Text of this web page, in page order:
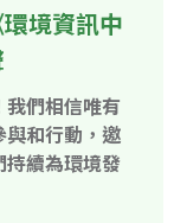
境資訊中
我們相信唯有
與和行動，邀
續為環境發